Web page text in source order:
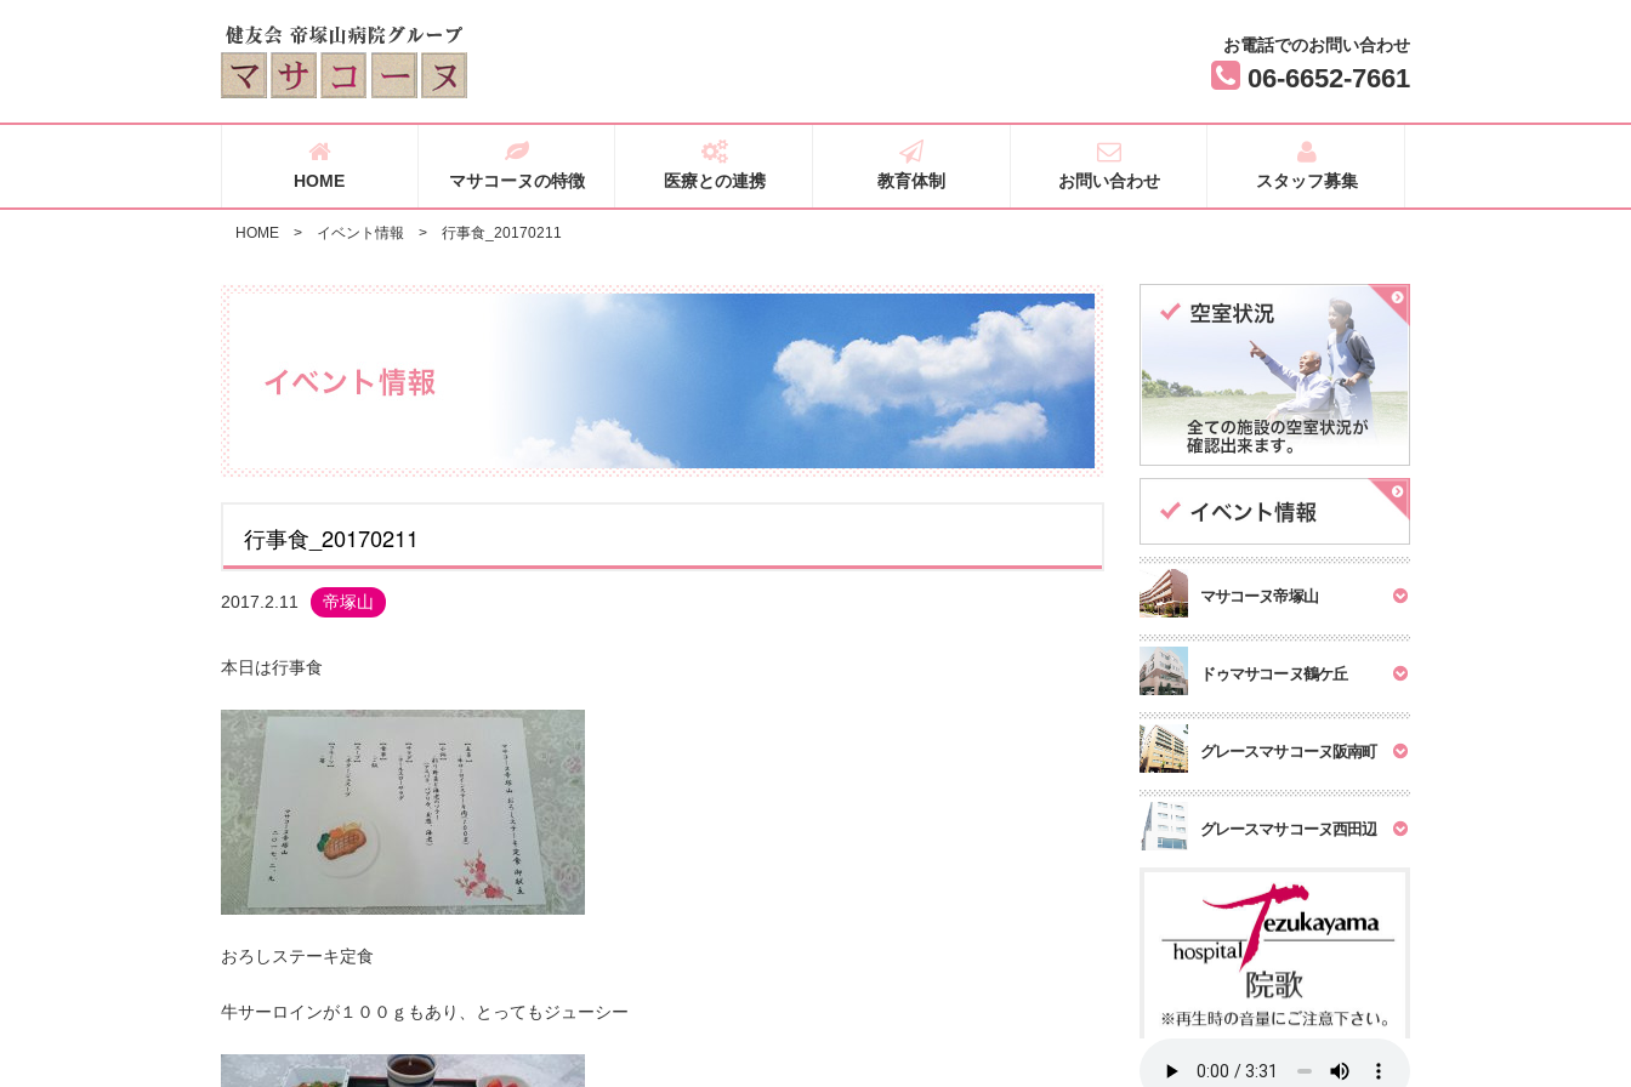
お電話でのお問い合わせ
06-6652-7661
HOME マサコーヌの特徴 医療との連携 教育体制 お問い合わせ スタッフ募集
HOME > イベント情報 > 行事食_20170211
行事食_20170211
2017.2.11 帝塚山
本日は行事食
おろしステーキ定食
牛サーロインが１００ｇもあり、とってもジューシー
マサコーヌ帝塚山
ドゥマサコーヌ鶴ケ丘
グレースマサコーヌ阪南町
グレースマサコーヌ西田辺